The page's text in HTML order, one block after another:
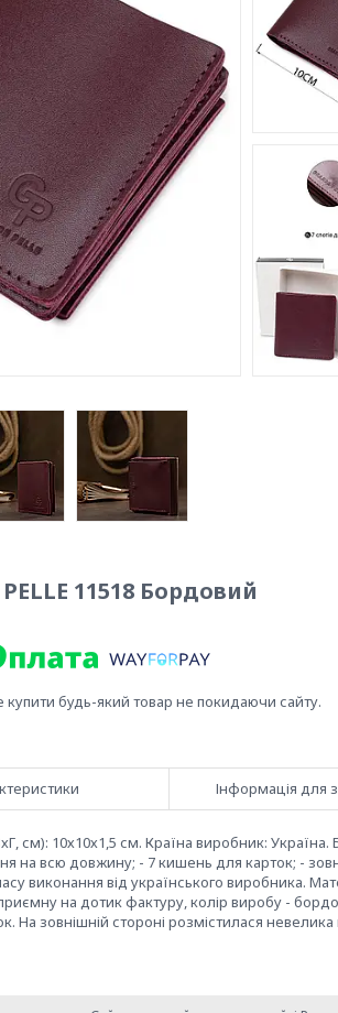
11518 Бордовий
купити будь-який товар не покидаючи сайту.
Інформація для
см): 10х10х1,5 см. Країна виробник: Україна.
на всю довжину; - 7 кишень для карток; -
виконання від українського виробника.
на дотик фактуру, колір виробу -
На зовнішній стороні розмістилася